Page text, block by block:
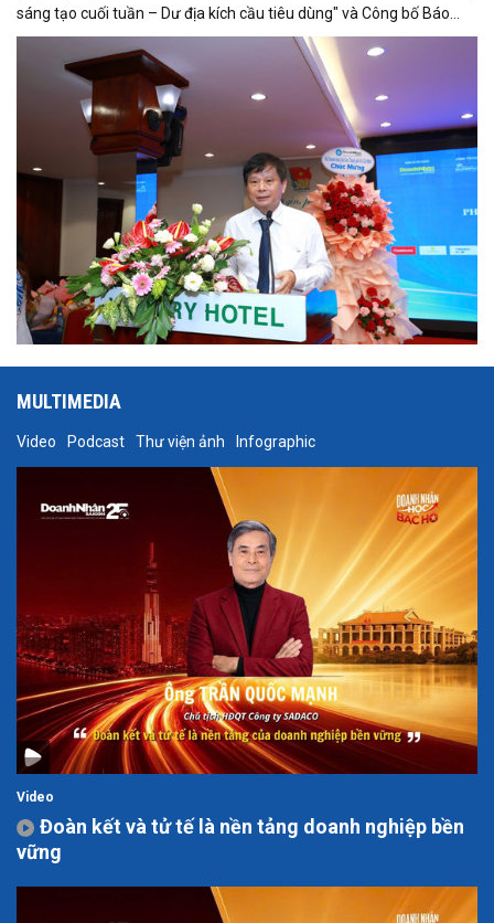
sáng tạo cuối tuần – Dư địa kích cầu tiêu dùng" và Công bố Báo
cáo năng lực phát triển doanh nghiệp TP.HCM năm 2025. Trân
trọng giới thiệu phát biểu của ông Trần Trọng Dũng - Phó Chủ tịch
Hội Nhà báo Việt Nam tại Hội thảo.
MULTIMEDIA
Video Podcast Thư viện ảnh Infographic
Video
Đoàn kết và tử tế là nền tảng doanh nghiệp bền
vững